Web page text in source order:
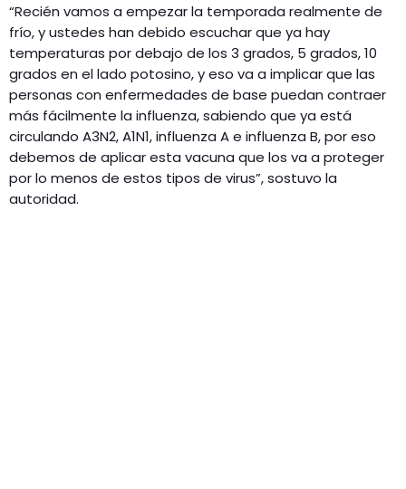
“Recién vamos a empezar la temporada realmente de
frío, y ustedes han debido escuchar que ya hay
temperaturas por debajo de los 3 grados, 5 grados, 10
grados en el lado potosino, y eso va a implicar que las
personas con enfermedades de base puedan contraer
más fácilmente la influenza, sabiendo que ya está
circulando A3N2, A1N1, influenza A e influenza B, por eso
debemos de aplicar esta vacuna que los va a proteger
por lo menos de estos tipos de virus”, sostuvo la
autoridad.